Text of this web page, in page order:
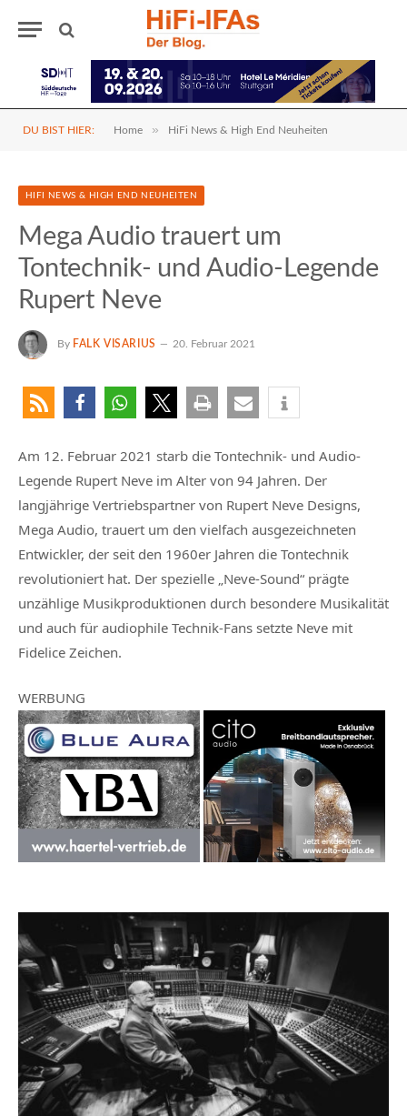
DU BIST HIER: Home » HiFi News & High End Neuheiten
HIFI NEWS & HIGH END NEUHEITEN
Mega Audio trauert um
Tontechnik- und Audio-Legende
Rupert Neve
By FALK VISARIUS 20. Februar 2021
Am 12. Februar 2021 starb die Tontechnik- und Audio-
Legende Rupert Neve im Alter von 94 Jahren. Der
langjährige Vertriebspartner von Rupert Neve Designs,
Mega Audio, trauert um den vielfach ausgezeichneten
Entwickler, der seit den 1960er Jahren die Tontechnik
revolutioniert hat. Der spezielle „Neve-Sound“ prägte
unzählige Musikproduktionen durch besondere Musikalität
und auch für audiophile Technik-Fans setzte Neve mit
Fidelice Zeichen.
WERBUNG